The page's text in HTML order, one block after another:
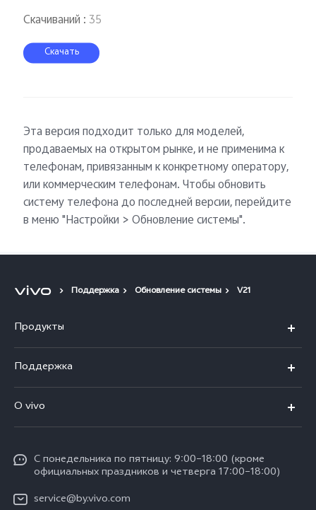
Скачиваний : 35
Скачать
Эта версия подходит только для моделей,
продаваемых на открытом рынке, и не применима к
телефонам, привязанным к конкретному оператору,
или коммерческим телефонам. Чтобы обновить
систему телефона до последней версии, перейдите
в меню "Настройки > Обновление системы".
Поддержка Обновление системы V21
Продукты
V30 5G
V30 Lite
Y17s
Y18
Поддержка
Сервисный центр
Funtouch OS
IMEI аутентификация
O vivo
Карьера в vivo
Юридическая информация
С понедельника по пятницу: 9:00–18:00 (кроме
официальных праздников и четверга 17:00–18:00)
service@by.vivo.com